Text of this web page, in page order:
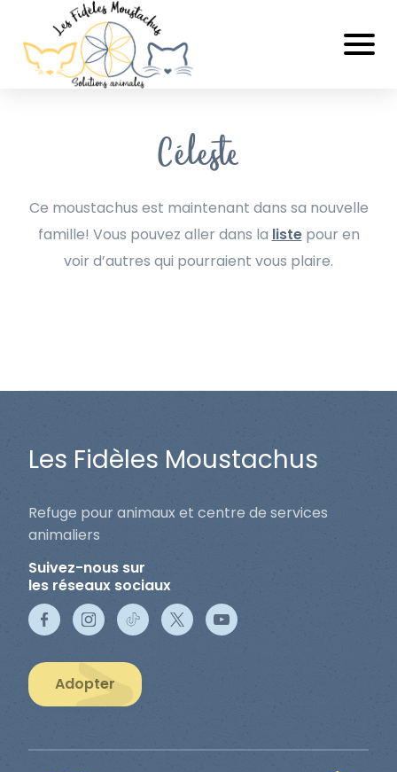
Céleste
Ce moustachus est maintenant dans sa nouvelle
famille! Vous pouvez aller dans la listepour en
voir d’autres qui pourraient vous plaire.
Les Fidèles Moustachus
Refuge pour animaux et centre de services
animaliers
Suivez-nous sur
les réseaux sociaux
Adopter